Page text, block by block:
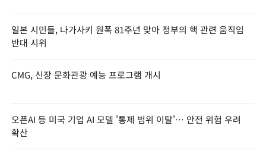
일본 시민들, 나가사키 원폭 81주년 맞아 정부의 핵 관련 움직임
반대 시위
CMG, 신장 문화관광 예능 프로그램 개시
오픈AI 등 미국 기업 AI 모델 '통제 범위 이탈'… 안전 위험 우려
확산